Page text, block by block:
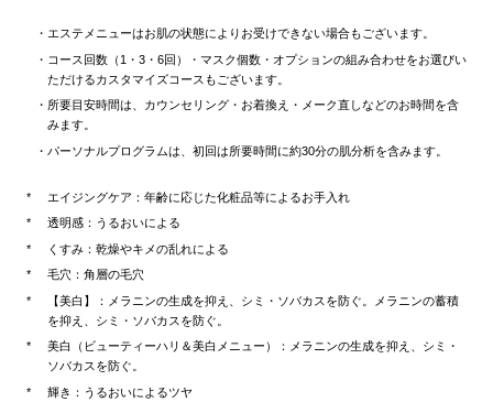
エステメニューはお肌の状態によりお受けできない場合もございます。
コース回数（1・3・6回）・マスク個数・オプションの組み合わせをお選びい
ただけるカスタマイズコースもございます。
所要目安時間は、カウンセリング・お着換え・メーク直しなどのお時間を含
みます。
パーソナルプログラムは、初回は所要時間に約30分の肌分析を含みます。
エイジングケア：年齢に応じた化粧品等によるお手入れ
透明感：うるおいによる
くすみ：乾燥やキメの乱れによる
毛穴：角層の毛穴
【美白】：メラニンの生成を抑え、シミ・ソバカスを防ぐ。メラニンの蓄積
を抑え、シミ・ソバカスを防ぐ。
美白（ビューティーハリ＆美白メニュー）：メラニンの生成を抑え、シミ・
ソバカスを防ぐ。
輝き：うるおいによるツヤ